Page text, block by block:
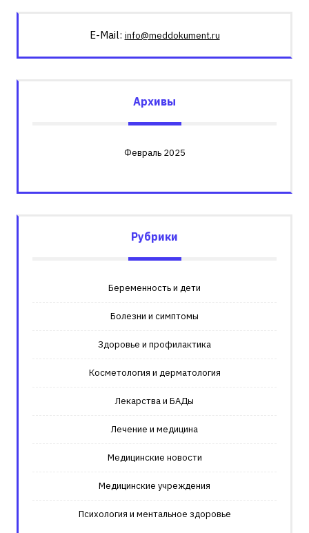
E-Mail: info@meddokument.ru
Архивы
Февраль 2025
Рубрики
Беременность и дети
Болезни и симптомы
Здоровье и профилактика
Косметология и дерматология
Лекарства и БАДы
Лечение и медицина
Медицинские новости
Медицинские учреждения
Психология и ментальное здоровье